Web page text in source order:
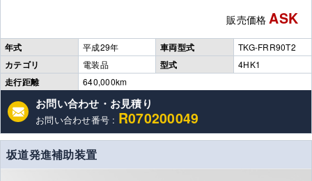
販売価格 ASK
年式 平成29年 車両型式 TKG-FRR90T2
カテゴリ 電装品 型式 4HK1
走行距離 640,000km
お問い合わせ・お見積り
お問い合わせ番号 : R070200049
坂道発進補助装置